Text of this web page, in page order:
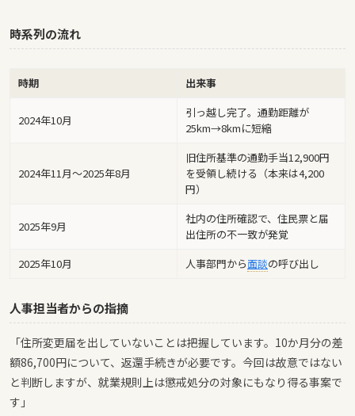
時系列の流れ
時期 出来事
2024年10月
引っ越し完了。通勤距離が
25km→8kmに短縮
2024年11月〜2025年8月
旧住所基準の通勤手当12,900円
を受領し続ける（本来は4,200
円）
2025年9月
社内の住所確認で、住民票と届
出住所の不一致が発覚
2025年10月
人事部門から面談の呼び出し
人事担当者からの指摘
「住所変更届を出していないことは把握しています。10か月分の差
額86,700円について、返還手続きが必要です。今回は故意ではない
と判断しますが、就業規則上は懲戒処分の対象にもなり得る事案で
す」